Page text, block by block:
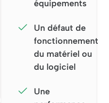
équipements
Un défaut de
fonctionnement
du matériel ou
du logiciel
Une